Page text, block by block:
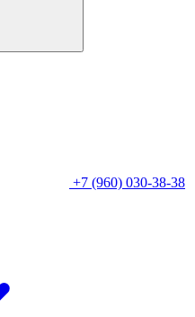
+7 (960) 030-38-38